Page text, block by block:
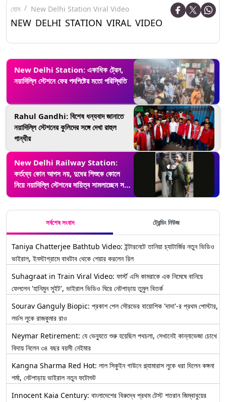
হোম New Delhi Station Viral Video
NEW DELHI STATION VIRAL VIDEO
New Delhi Station: একাধিক ট্রেন,
নয়াদিল্লি স্টেশনে ফের পদপিষ্টের মতো পরিস্থিতি
Rahul Gandhi: বিশেষ ধন্যবাদ জানাতে
নয়াদিল্লি স্টেশনের কুলিদের সঙ্গে দেখা রাহুল
গান্ধীর
New Delhi Railway Station:
কর্তব্যে কোন আপস নয়, দুধের শিশুকে কোলে
নিয়ে নয়াদিল্লি স্টেশনের দায়িত্ব সামলাচ্ছেন সদ্য
মা হওয়া RPF
সর্বশেষ সংবাদ ট্রেন্ডিং নিউজ
Taniya Chatterjee Bathtub Video: ইন্টারনেটে তানিয়া চ্যাটার্জির নতুন ভিডিও
ভাইরাল, ইনস্টাগ্রামে বাথটাব থেকে শেয়ার করলেন রিল
Suhagraat in Train Viral Video: ফার্স্ট এসি কামরাকে এক নিমেষে বানিয়ে
ফেললেন 'হানিমুন সুইট', ভাইরাল ভিডিও ঘিরে নেটপাড়ায় তুমুল বিতর্ক
Sourav Ganguly Biopic: প্রকাশ পেল সৌরভের বায়োপিক 'দাদা'-র প্রথম পোস্টার,
লর্ডস লুকে রাজকুমার রাও
Neymar Retirement: যে ভেন্যুতে শুরু হয়েছিল পথচলা, সেখানেই কান্নাভেজা চোখে
বিদায় নিলেন ৩৪ বছর বয়সী নেইমার
Kangna Sharma Red Hot: লাল সিকুইন গাউনে গ্ল্যামারাস লুকে ধরা দিলেন কঙ্গনা
শর্মা, নেটপাড়ায় ভাইরাল নতুন ফটোশুট
Innocent Kaia Century: বাংলাদেশের বিরুদ্ধে প্রথম টেস্ট শতরান জিম্বাবুয়ের